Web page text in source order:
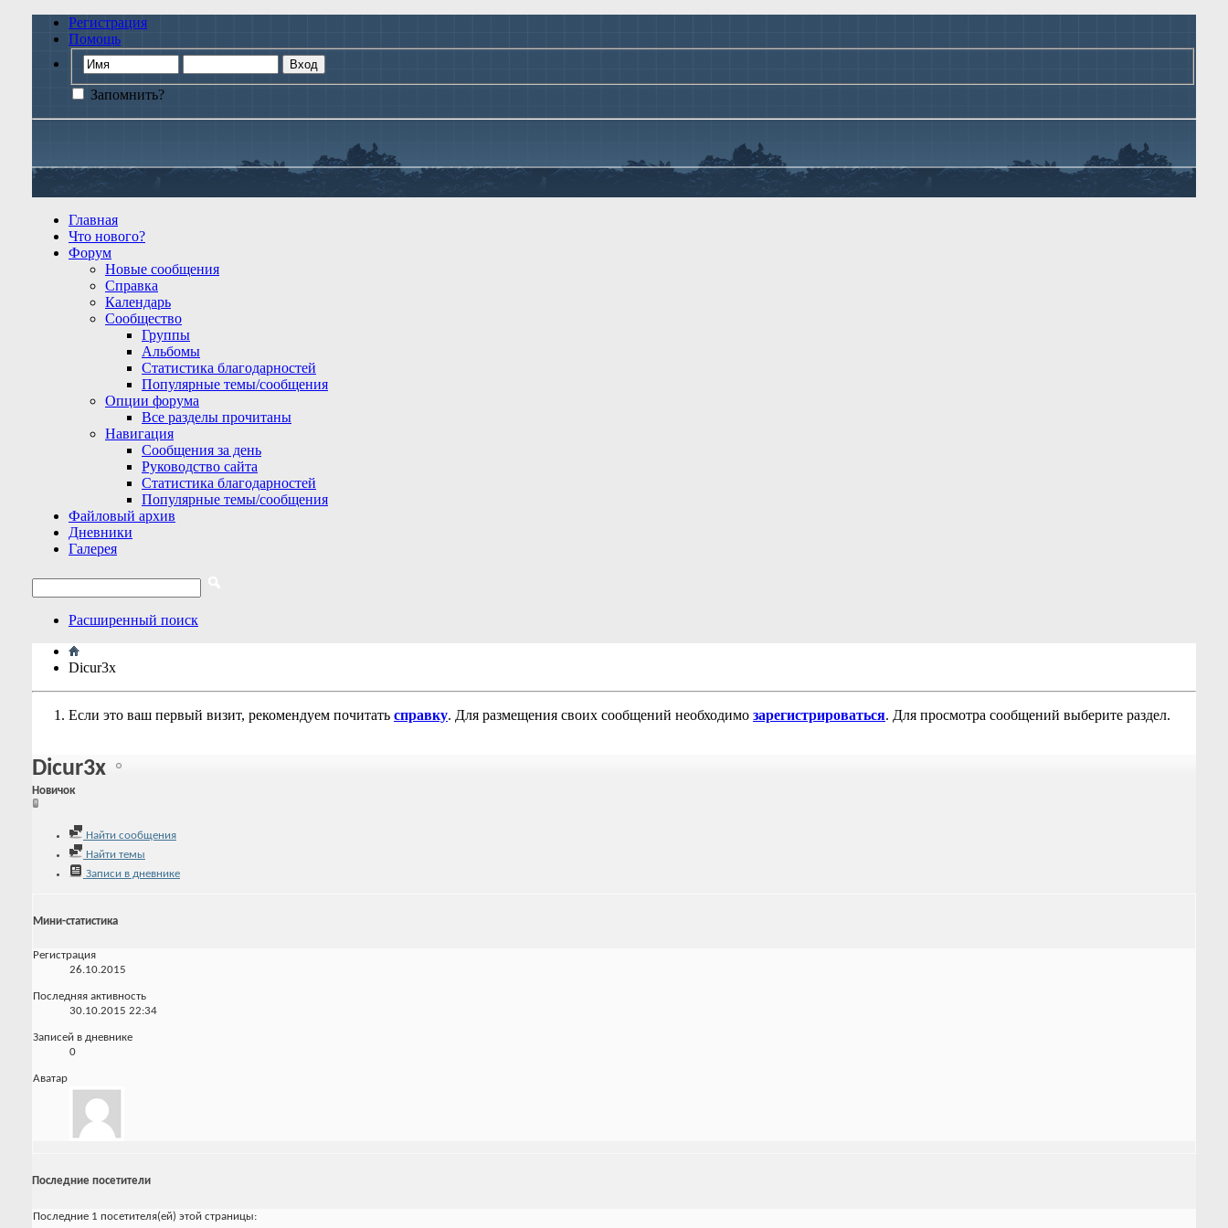
Регистрация
Помощь
Запомнить?
Главная
Что нового?
Форум
Новые сообщения
Справка
Календарь
Сообщество
Группы
Альбомы
Статистика благодарностей
Популярные темы/сообщения
Опции форума
Все разделы прочитаны
Навигация
Сообщения за день
Руководство сайта
Статистика благодарностей
Популярные темы/сообщения
Файловый архив
Дневники
Галерея
Расширенный поиск
Dicur3x
Если это ваш первый визит, рекомендуем почитать справку. Для размещения своих сообщений необходимо зарегистрироваться. Для просмотра сообщений выберите раздел.
Dicur3x
Новичок
Найти сообщения
Найти темы
Записи в дневнике
Мини-статистика
Регистрация
26.10.2015
Последняя активность
30.10.2015 22:34
Записей в дневнике
0
Аватар
Последние посетители
Последние 1 посетителя(ей) этой страницы: